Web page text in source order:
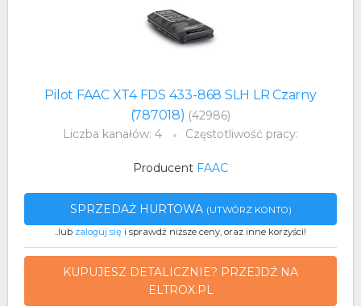
Pilot FAAC XT4 FDS 433-868 SLH LR Czarny
(787018) (42986)
Liczba kanałów: 4
Częstotliwość pracy:
Producent FAAC
SPRZEDAŻ HURTOWA (UTWÓRZ KONTO)
..lub zaloguj się i sprawdź niższe ceny, oraz inne korzyści!
KUPUJESZ DETALICZNIE? PRZEJDŹ NA
ELTROX.PL